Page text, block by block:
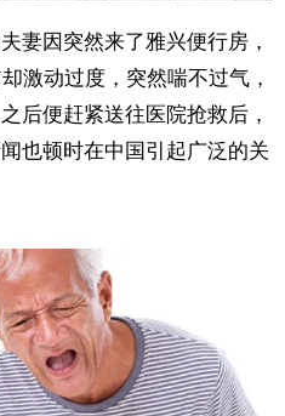
妻因突然来了雅兴便行房，
激动过度，突然喘不过气，
后便赶紧送往医院抢救后，
也顿时在中国引起广泛的关